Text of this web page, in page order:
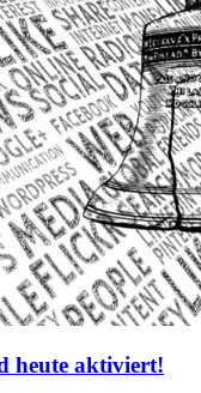
heute aktiviert!